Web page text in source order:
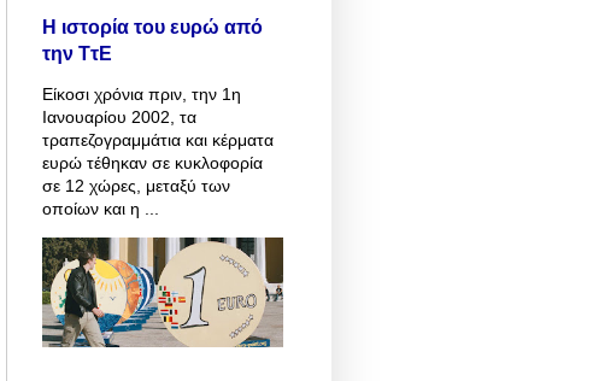
Η ιστορία του ευρώ από
την ΤτΕ
Είκοσι χρόνια πριν, την 1η
Ιανουαρίου 2002, τα
τραπεζογραμμάτια και κέρματα
ευρώ τέθηκαν σε κυκλοφορία
σε 12 χώρες, μεταξύ των
οποίων και η ...